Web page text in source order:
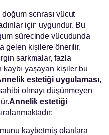
doğum sonrası vücut
için uygundur. Bu
sürecinde vücudunda
gelen kişilere önerilir.
sarkmalar, fazla
yaşayan kişiler bu
estetiği uygulaması,
olmayı düşünmeyen
Annelik estetiği
kaybetmiş olanlara